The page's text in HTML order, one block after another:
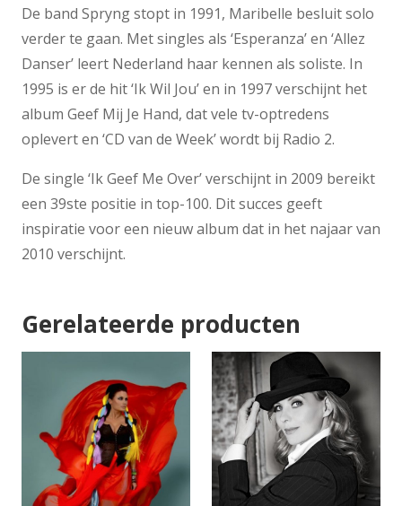
De band Spryng stopt in 1991, Maribelle besluit solo
verder te gaan. Met singles als ‘Esperanza’ en ‘Allez
Danser’ leert Nederland haar kennen als soliste. In
1995 is er de hit ‘Ik Wil Jou’ en in 1997 verschijnt het
album Geef Mij Je Hand, dat vele tv-optredens
oplevert en ‘CD van de Week’ wordt bij Radio 2.
De single ‘Ik Geef Me Over’ verschijnt in 2009 bereikt
een 39ste positie in top-100. Dit succes geeft
inspiratie voor een nieuw album dat in het najaar van
2010 verschijnt.
Gerelateerde producten